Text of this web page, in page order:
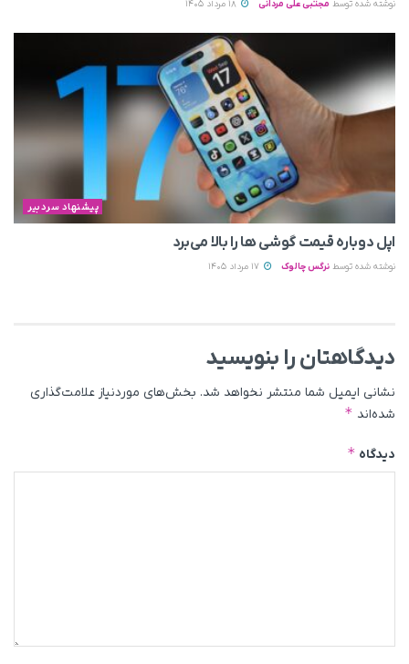
نوشته شده توسط مجتبی علی مردانی
پیشنهاد سردبیر
اپل دوباره قیمت‌ گوشی ها را بالا می‌برد
نوشته شده توسط نرگس چالوک
دیدگاهتان را بنویسید
نشانی ایمیل شما منتشر نخواهد شد. بخش‌های موردنیاز علامت‌گذاری
شده‌اند *
دیدگاه *